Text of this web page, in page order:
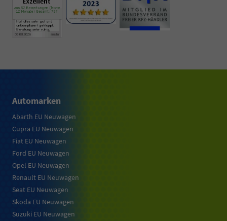
Automarken
Abarth EU Neuwagen
Cupra EU Neuwagen
Fiat EU Neuwagen
Ford EU Neuwagen
Opel EU Neuwagen
Renault EU Neuwagen
Seat EU Neuwagen
Skoda EU Neuwagen
Suzuki EU Neuwagen